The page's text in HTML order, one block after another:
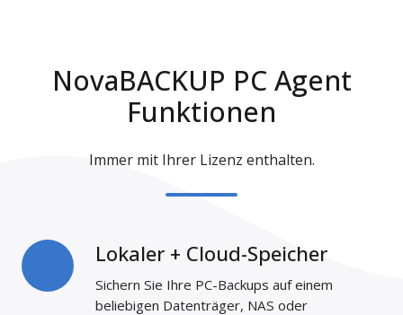
NovaBACKUP PC Agent
Funktionen
Immer mit Ihrer Lizenz enthalten.
Lokaler + Cloud-Speicher
Sichern Sie Ihre PC-Backups auf einem
beliebigen Datenträger, NAS oder
Lokaler
+
Cloud-